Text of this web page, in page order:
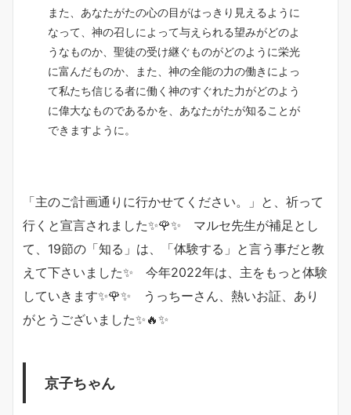
また、あなたがたの心の目がはっきり見えるように
なって、神の召しによって与えられる望みがどのよ
うなものか、聖徒の受け継ぐものがどのように栄光
に富んだものか、また、神の全能の力の働きによっ
て私たち信じる者に働く神のすぐれた力がどのよう
に偉大なものであるかを、あなたがたが知る ことが
できますように。
「主のご計画通りに行かせてください。」と、祈って
行くと宣言されました✨🌹✨ マルセ先生が補足とし
て、19節の「知る」は、「体験する」と言う事だと教
えて下さいました✨ 今年2022年は、主をもっと体験
していきます✨🌹✨ うっちーさん、熱いお証、あり
がとうございました✨🔥✨
京子ちゃん